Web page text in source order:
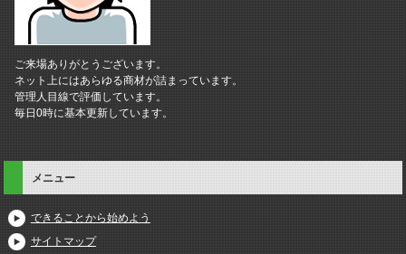
ご来場ありがとうございます。
ネット上にはあらゆる商材が詰まっています。
管理人目線で評価しています。
毎日0時に基本更新しています。
メニュー
できることから始めよう
サイトマップ